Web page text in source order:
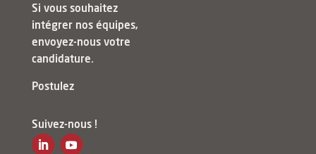
Si vous souhaitez
intégrer nos équipes,
envoyez-nous votre
candidature.
Postulez
Suivez-nous !